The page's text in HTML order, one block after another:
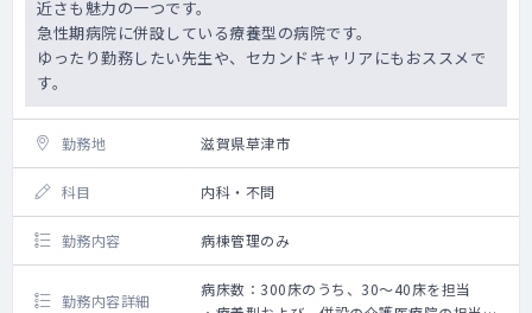
近さも魅力の一つです。
急性期病院に併設している療養型の病院です。
ゆったり勤務したい先生や、セカンドキャリアにもおススメで
す。
勤務地 滋賀県草津市
科目 内科・不問
勤務内容 病棟管理のみ
勤務内容詳細
病床数：300床のうち、30～40床を担当